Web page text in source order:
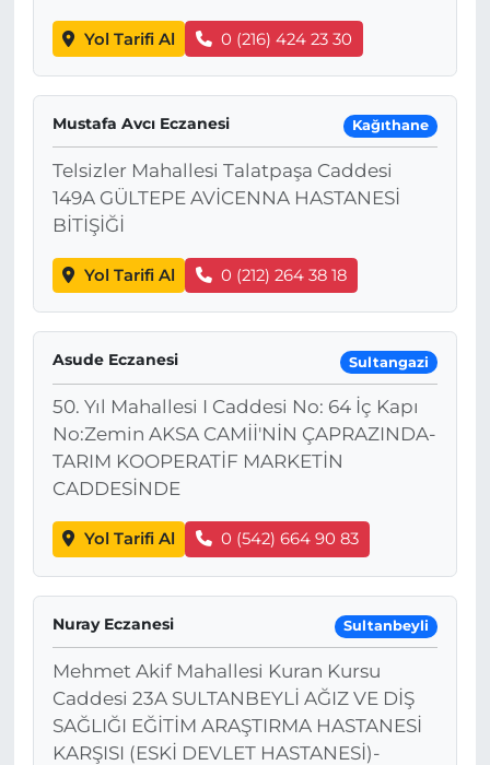
Yol Tarifi Al 0 (216) 424 23 30
Mustafa Avcı Eczanesi Kağıthane
Telsizler Mahallesi Talatpaşa Caddesi
149A GÜLTEPE AVİCENNA HASTANESİ
BİTİŞİĞİ
Yol Tarifi Al 0 (212) 264 38 18
Asude Eczanesi Sultangazi
50. Yıl Mahallesi I Caddesi No: 64 İç Kapı
No:Zemin AKSA CAMİİ'NİN ÇAPRAZINDA-
TARIM KOOPERATİF MARKETİN
CADDESİNDE
Yol Tarifi Al 0 (542) 664 90 83
Nuray Eczanesi Sultanbeyli
Mehmet Akif Mahallesi Kuran Kursu
Caddesi 23A SULTANBEYLİ AĞIZ VE DİŞ
SAĞLIĞI EĞİTİM ARAŞTIRMA HASTANESİ
KARŞISI (ESKİ DEVLET HASTANESİ)-